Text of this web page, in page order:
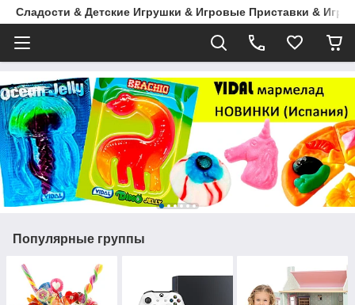
Сладости & Детские Игрушки & Игровые Приставки & Игры
Популярные группы